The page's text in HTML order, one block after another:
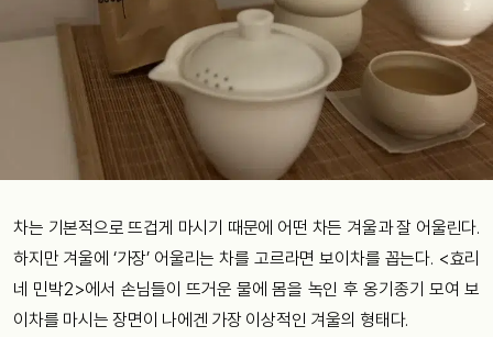
차는 기본적으로 뜨겁게 마시기 때문에 어떤 차든 겨울과 잘 어울린다.
하지만 겨울에 ‘가장’ 어울리는 차를 고르라면 보이차를 꼽는다. <효리
네 민박2>에서 손님들이 뜨거운 물에 몸을 녹인 후 옹기종기 모여 보
이차를 마시는 장면이 나에겐 가장 이상적인 겨울의 형태다.